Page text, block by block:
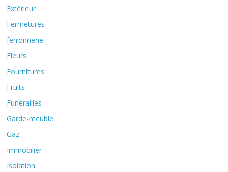
Extérieur
Fermetures
ferronnerie
Fleurs
Fournitures
Fruits
Funérailles
Garde-meuble
Gaz
Immobilier
Isolation